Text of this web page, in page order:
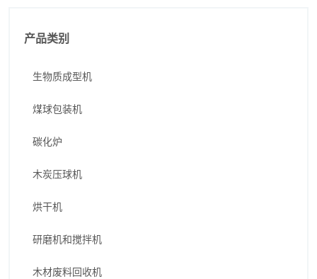
产品类别
生物质成型机
煤球包装机
碳化炉
木炭压球机
烘干机
研磨机和搅拌机
木材废料回收机